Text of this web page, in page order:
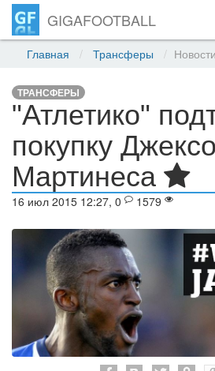
GIGAFOOTBALL
Главная Трансферы Новости
ТРАНСФЕРЫ
"Атлетико"
покупку
Мартинеса
16 июл 2015 12:27, 0 1579